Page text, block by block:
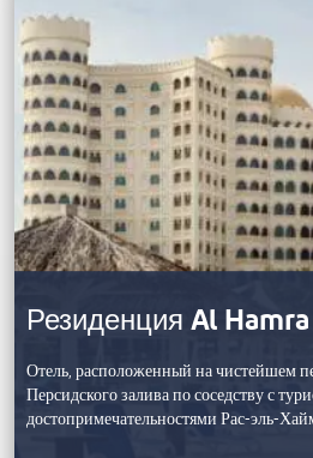
Резиденция Al Hamra
Отель, расположенный на чистейшем
Персидского залива по соседству с
достопримечательностями Рас-эль-